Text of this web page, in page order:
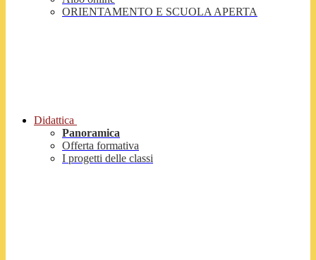
ORIENTAMENTO E SCUOLA APERTA
Didattica
Panoramica
Offerta formativa
I progetti delle classi